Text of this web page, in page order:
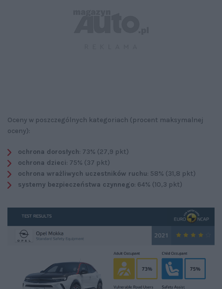
Oceny w poszczególnych kategoriach (procent maksymalnej
oceny):
ochrona dorosłych: 73% (27,9 pkt)
ochrona dzieci: 75% (37 pkt)
ochrona wrażliwych uczestników ruchu: 58% (31,8 pkt)
systemy bezpieczeństwa czynnego: 64% (10,3 pkt)